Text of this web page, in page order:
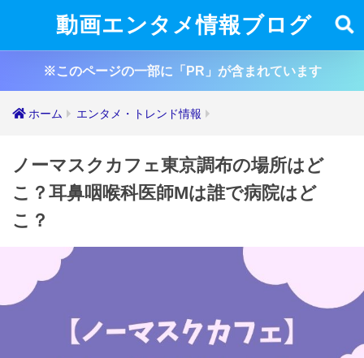
動画エンタメ情報ブログ
※このページの一部に「PR」が含まれています
ホーム エンタメ・トレンド情報
ノーマスクカフェ東京調布の場所はど
こ？耳鼻咽喉科医師Mは誰で病院はど
こ？